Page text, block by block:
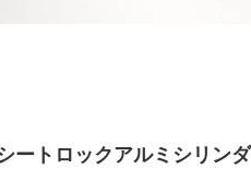
ートロックアルミシリン